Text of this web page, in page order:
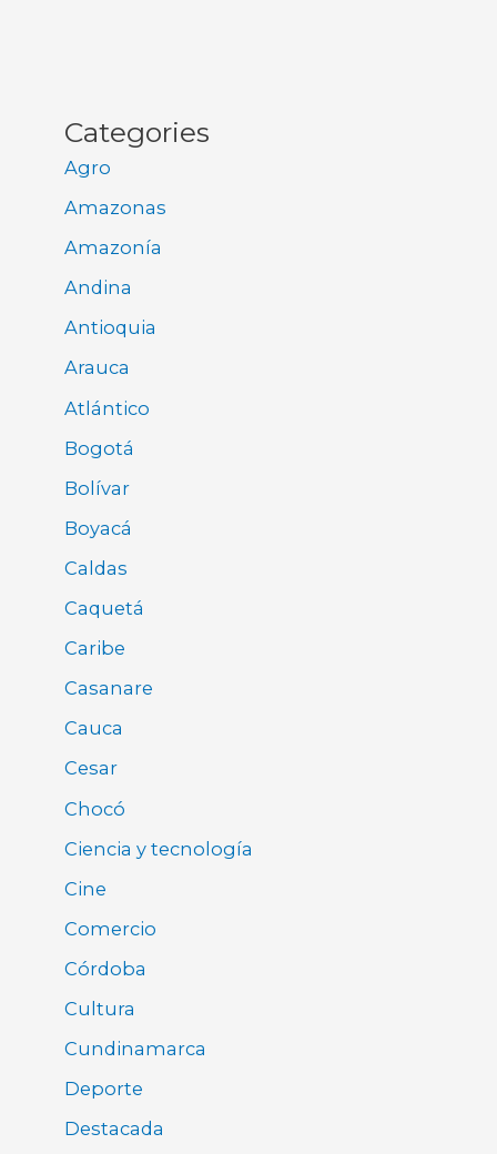
Categories
Agro
Amazonas
Amazonía
Andina
Antioquia
Arauca
Atlántico
Bogotá
Bolívar
Boyacá
Caldas
Caquetá
Caribe
Casanare
Cauca
Cesar
Chocó
Ciencia y tecnología
Cine
Comercio
Córdoba
Cultura
Cundinamarca
Deporte
Destacada